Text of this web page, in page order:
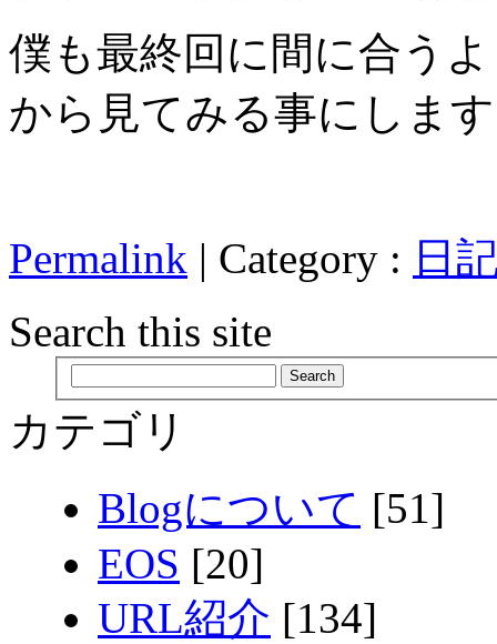
僕も最終回に間に合う
から見てみる事にしま
Permalink | Category : 日
Search this site
カテゴリ
Blogについて [51]
EOS [20]
URL紹介 [134]